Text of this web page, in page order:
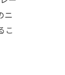
ニ
こ